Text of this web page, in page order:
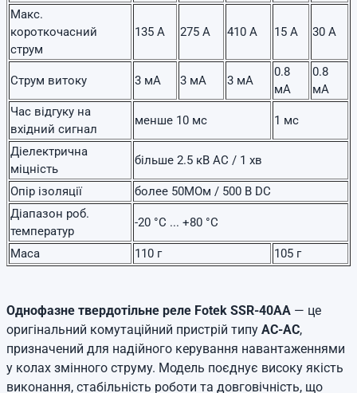
Макс.
короткочасний
струм
135 А 275 А 410 А 15 А 30 А
Струм витоку 3 мА 3 мА 3 мА
0.8
мА
0.8
мА
Час відгуку на
вхідний сигнал
менше 10 мс 1 мс
Діелектрична
міцність
більше 2.5 кВ AC / 1 хв
Опір ізоляції
более 50МОм / 500 В DC
Діапазон роб.
температур
-20 °С ... +80 °C
Маса 110 г 105 г
Однофазне твердотільне реле Fotek SSR-40AA — це
оригінальний комутаційний пристрій типу AC-AC,
призначений для надійного керування навантаженнями
у колах змінного струму. Модель поєднує високу якість
виконання, стабільність роботи та довговічність, що